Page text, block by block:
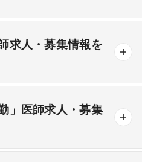
消化器内科 循環器内科
ウマチ内科 総合診療科
求人・募集情報を
」医師求人・募集